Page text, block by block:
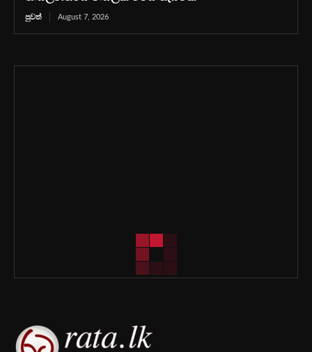
පුවත් August 7, 2026